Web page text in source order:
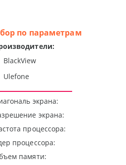
по параметрам
BlackView
Ulefone
экрана:
экрана:
процессора:
процессора:
памяти: